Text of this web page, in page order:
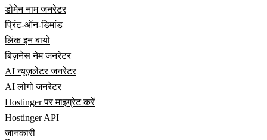
डोमेन नाम जनरेटर
प्रिंट-ऑन-डिमांड
लिंक इन बायो
बिज़नेस नेम जनरेटर
AI न्यूज़लेटर जनरेटर
AI लोगो जनरेटर
Hostinger पर माइग्रेट करें
Hostinger API
जानकारी